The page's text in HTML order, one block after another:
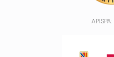
APISPA: